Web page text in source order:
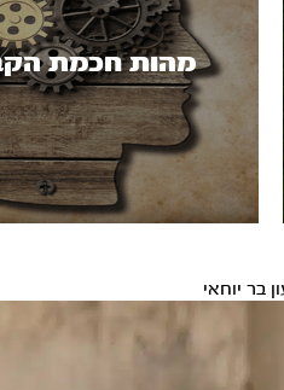
מהות חכמת
בר יוחאי